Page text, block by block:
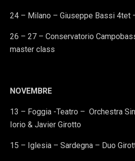
24 – Milano – Giuseppe Bassi 4tet
26 – 27 – Conservatorio
master class
NOVEMBRE
13 – Foggia -Teatro – Orchestra
Iorio & Javier Girotto
15 – Iglesia – Sardegna – Duo